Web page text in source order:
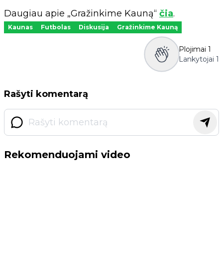
Daugiau apie „Gražinkime Kauną“ čia.
Kaunas Futbolas Diskusija Gražinkime Kauną
Plojimai 1
Lankytojai 1
Rašyti komentarą
Rekomenduojami video